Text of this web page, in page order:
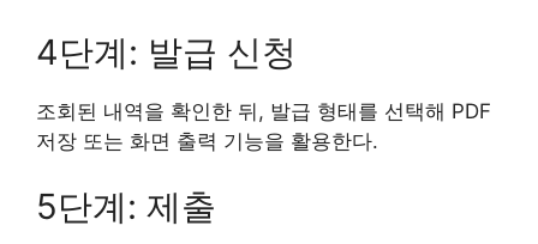
4단계: 발급 신청
조회된 내역을 확인한 뒤, 발급 형태를 선택해 PDF
저장 또는 화면 출력 기능을 활용한다.
5단계: 제출